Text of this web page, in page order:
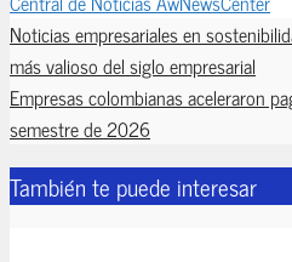
Noticias empresariales en
más valioso del siglo empresarial
Empresas colombianas aceleraron
semestre de 2026
También te puede interesar